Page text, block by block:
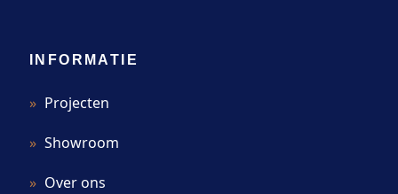
INFORMATIE
Projecten
Showroom
Over ons